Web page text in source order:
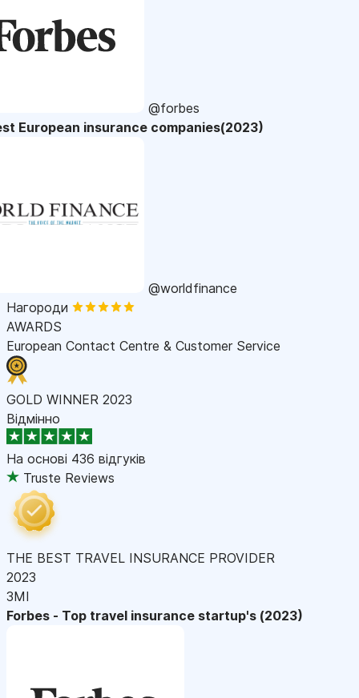
@forbes
European insurance companies(2023)
@worldfinance
Нагороди
AWARDS
European Contact Centre & Customer Service
GOLD WINNER 2023
Відмінно
На основі 436 відгуків
Truste Reviews
THE BEST TRAVEL INSURANCE PROVIDER
2023
ЗМІ
Forbes - Top travel insurance startup's (2023)